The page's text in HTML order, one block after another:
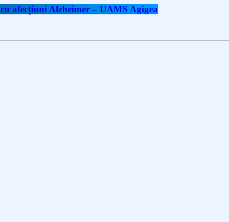
afecțiuni Alzheimer – UAMS Agigea